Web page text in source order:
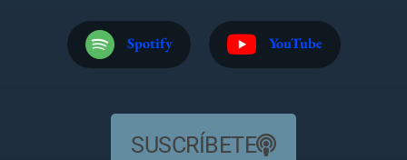
Spotify YouTube
SUSCRÍBETE